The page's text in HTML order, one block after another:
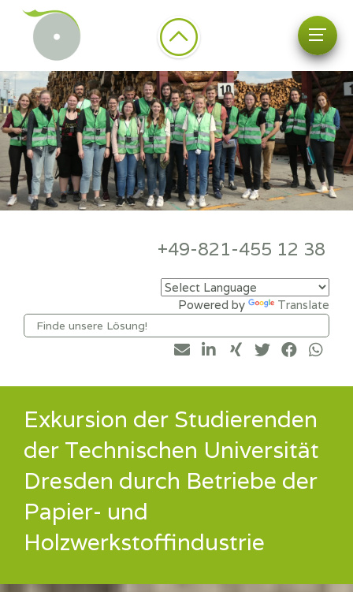
+49-821-455 12 38
Powered by Translate
Exkursion der Studierenden
der Technischen Universität
Dresden durch Betriebe der
Papier- und
Holzwerkstoffindustrie